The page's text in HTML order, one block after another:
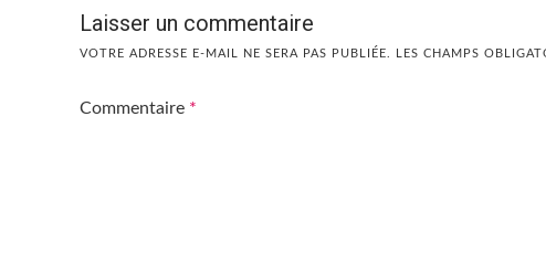
Laisser un commentaire
VOTRE ADRESSE E-MAIL NE SERA PAS PUBLIÉE. LES CHAMPS
Commentaire *